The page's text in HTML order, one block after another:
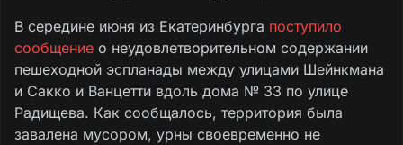
В середине июня из Екатеринбурга поступило
сообщение о неудовлетворительном содержании
пешеходной эспланады между улицами Шейнкмана
и Сакко и Ванцетти вдоль дома № 33 по улице
Радищева. Как сообщалось, территория была
завалена мусором, урны своевременно не